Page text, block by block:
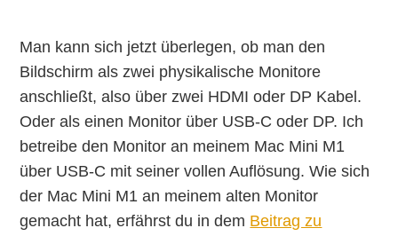
Man kann sich jetzt überlegen, ob man den
Bildschirm als zwei physikalische Monitore
anschließt, also über zwei HDMI oder DP Kabel.
Oder als einen Monitor über USB-C oder DP. Ich
betreibe den Monitor an meinem Mac Mini M1
über USB-C mit seiner vollen Auflösung. Wie sich
der Mac Mini M1 an meinem alten Monitor
gemacht hat, erfährst du in dem Beitrag zu